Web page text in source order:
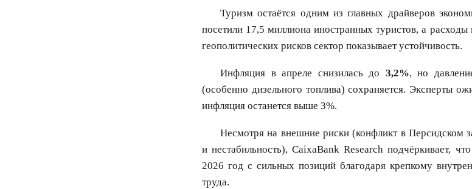
Туризм остаётся одним из главных драйверов
посетили 17,5 миллиона иностранных туристов, а
геополитических рисков сектор показывает устойчивость.
Инфляция в апреле снизилась до 3,2%, но
(особенно дизельного топлива) сохраняется. Эксперты
инфляция останется выше 3%.
Несмотря на внешние риски (конфликт в Персидском
и нестабильность), CaixaBank Research подчёркивает,
2026 год с сильных позиций благодаря крепкому
труда.